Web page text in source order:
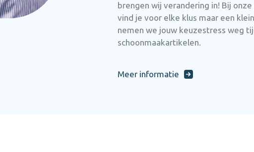
brengen wij verandering in! Bij
vind je voor elke klus maar een
nemen we jouw keuzestress weg
schoonmaakartikelen.
Meer informatie